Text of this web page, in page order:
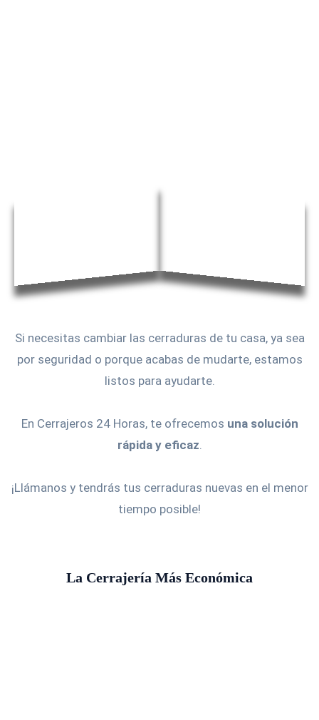
Si necesitas cambiar las cerraduras de tu casa, ya sea
por seguridad o porque acabas de mudarte, estamos
listos para ayudarte.
En Cerrajeros 24 Horas, te ofrecemos una solución
rápida y eficaz.
¡Llámanos y tendrás tus cerraduras nuevas en el menor
tiempo posible!
La Cerrajería Más Económica